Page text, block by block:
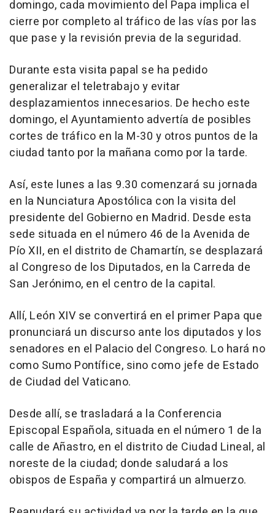
domingo, cada movimiento del Papa implica el
cierre por completo al tráfico de las vías por las
que pase y la revisión previa de la seguridad.
Durante esta visita papal se ha pedido
generalizar el teletrabajo y evitar
desplazamientos innecesarios. De hecho este
domingo, el Ayuntamiento advertía de posibles
cortes de tráfico en la M-30 y otros puntos de la
ciudad tanto por la mañana como por la tarde.
Así, este lunes a las 9.30 comenzará su jornada
en la Nunciatura Apostólica con la visita del
presidente del Gobierno en Madrid. Desde esta
sede situada en el número 46 de la Avenida de
Pío XII, en el distrito de Chamartín, se desplazará
al Congreso de los Diputados, en la Carreda de
San Jerónimo, en el centro de la capital.
Allí, León XIV se convertirá en el primer Papa que
pronunciará un discurso ante los diputados y los
senadores en el Palacio del Congreso. Lo hará no
como Sumo Pontífice, sino como jefe de Estado
de Ciudad del Vaticano.
Desde allí, se trasladará a la Conferencia
Episcopal Española, situada en el número 1 de la
calle de Añastro, en el distrito de Ciudad Lineal, al
noreste de la ciudad; donde saludará a los
obispos de España y compartirá un almuerzo.